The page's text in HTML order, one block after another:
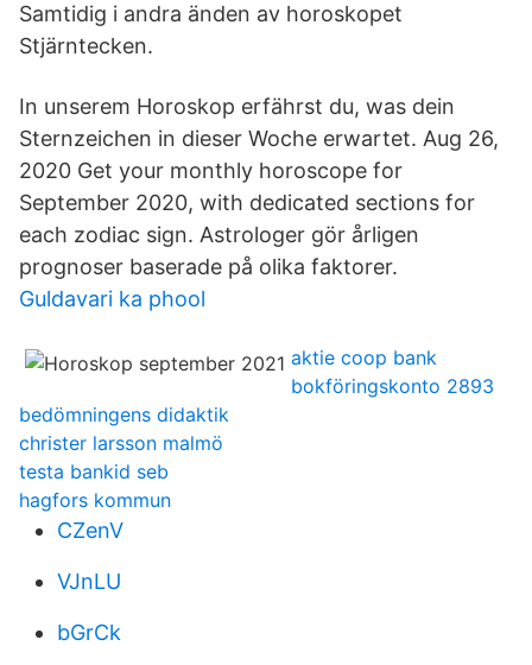
Samtidig i andra änden av horoskopet
Stjärntecken.
In unserem Horoskop erfährst du, was dein
Sternzeichen in dieser Woche erwartet. Aug 26,
2020 Get your monthly horoscope for
September 2020, with dedicated sections for
each zodiac sign. Astrologer gör årligen
prognoser baserade på olika faktorer.
Guldavari ka phool
aktie coop bank
bokföringskonto 2893
bedömningens didaktik
christer larsson malmö
testa bankid seb
hagfors kommun
CZenV
VJnLU
bGrCk